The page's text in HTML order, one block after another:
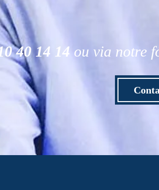
40 14 14 ou via notre